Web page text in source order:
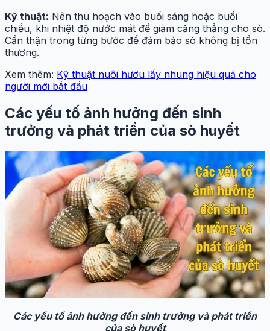
Kỹ thuật: Nên thu hoạch vào buổi sáng hoặc buổi
chiều, khi nhiệt độ nước mát để giảm căng thẳng cho sò.
Cẩn thận trong từng bước để đảm bảo sò không bị tổn
thương.
Xem thêm: Kỹ thuật nuôi hươu lấy nhung hiệu quả cho
người mới bắt đầu
Các yếu tố ảnh hưởng đến sinh
trưởng và phát triển của sò huyết
Các yếu tố ảnh hưởng đến sinh trưởng và phát triển
của sò huyết